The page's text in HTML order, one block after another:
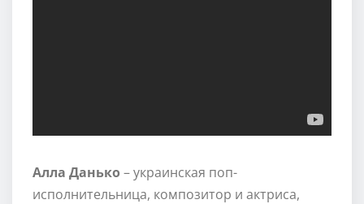
Алла Данько – украинская поп-
исполнительница, композитор и актриса,